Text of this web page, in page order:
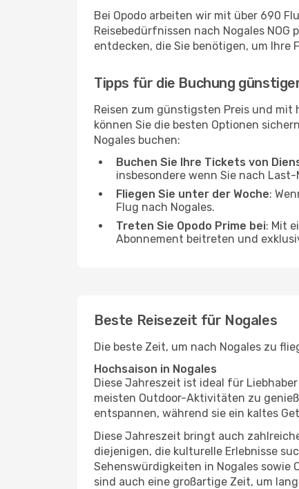
Bei Opodo arbeiten wir mit über 690
Reisebedürfnissen nach Nogales
entdecken, die Sie benötigen, um Ihre
Tipps für die Buchung
Reisen zum günstigsten Preis und mit
können Sie die besten Optionen
Nogales buchen:
Buchen Sie Ihre Tickets von
insbesondere wenn Sie nach
Fliegen Sie unter der Woche:
Flug nach Nogales.
Treten Sie Opodo Prime bei: Mit
Abonnement beitreten und
Beste Reisezeit für Nogales
Die beste Zeit, um nach Nogales zu
Hochsaison in Nogales
Diese Jahreszeit ist ideal für
meisten Outdoor-Aktivitäten zu
entspannen, während sie ein kaltes
Diese Jahreszeit bringt auch
diejenigen, die kulturelle Erlebnisse
Sehenswürdigkeiten in Nogales sowie
sind auch eine großartige Zeit, um